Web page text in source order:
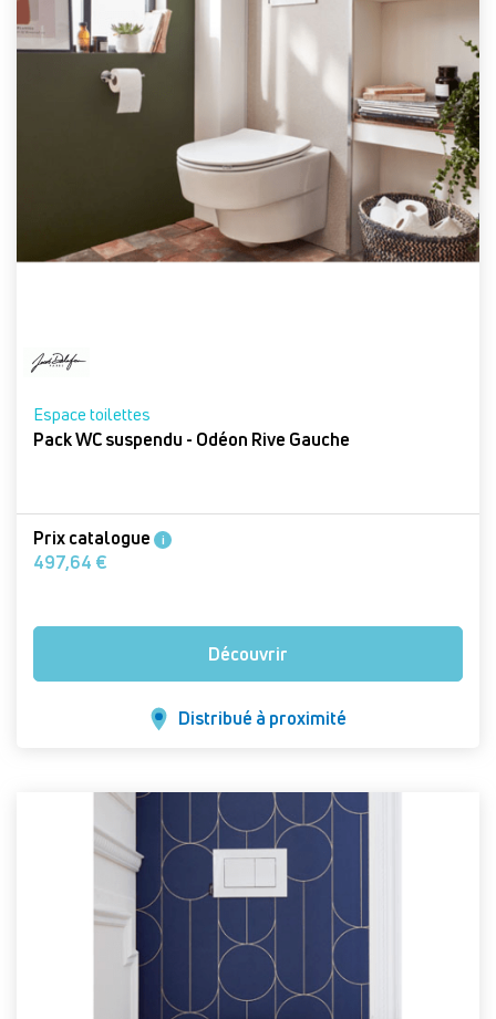
Espace toilettes
Pack WC suspendu - Odéon Rive Gauche
Prix catalogue i
497,64 €
Découvrir
Distribué à proximité